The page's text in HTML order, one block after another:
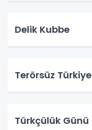
Delik Kubbe
Terörsüz Türkiye
Türkçülük Günü